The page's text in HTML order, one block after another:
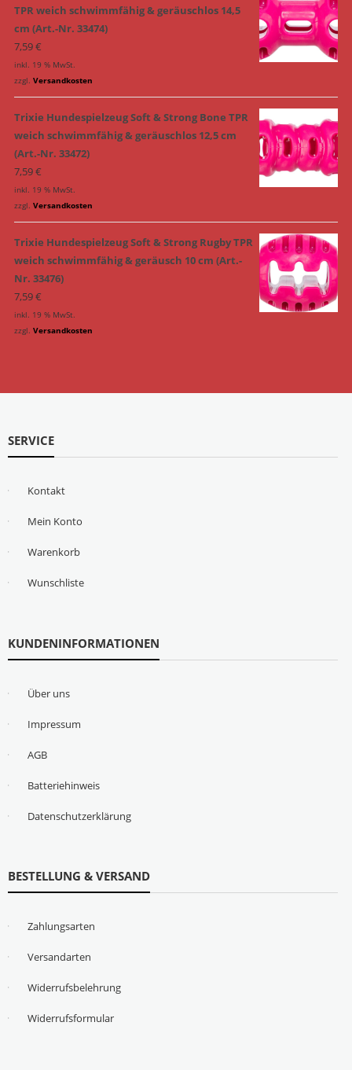
TPR weich schwimmfähig & geräuschlos 14,5
cm (Art.-Nr. 33474)
7,59€
inkl. 19 % MwSt.
zzgl. Versandkosten
Trixie Hundespielzeug Soft & Strong Bone TPR
weich schwimmfähig & geräuschlos 12,5 cm
(Art.-Nr. 33472)
7,59€
inkl. 19 % MwSt.
zzgl. Versandkosten
Trixie Hundespielzeug Soft & Strong Rugby TPR
weich schwimmfähig & geräusch 10 cm (Art.-
Nr. 33476)
7,59€
inkl. 19 % MwSt.
zzgl. Versandkosten
SERVICE
Kontakt
Mein Konto
Warenkorb
Wunschliste
KUNDENINFORMATIONEN
Über uns
Impressum
AGB
Batteriehinweis
Datenschutzerklärung
BESTELLUNG & VERSAND
Zahlungsarten
Versandarten
Widerrufsbelehrung
Widerrufsformular